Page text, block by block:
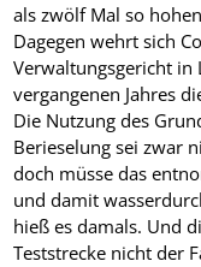
als zwölf Mal so
Dagegen wehrt sich
Verwaltungsgericht in
vergangenen Jahres
Die Nutzung des
Berieselung sei zwar
doch müsse das
und damit
hieß es damals. Und
Teststrecke nicht der